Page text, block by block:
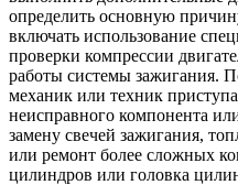
определить основную
включать использование
проверки компрессии
работы системы зажигания.
механик или техник
неисправного компонента
замену свечей зажигания,
или ремонт более сложных
цилиндров или головка